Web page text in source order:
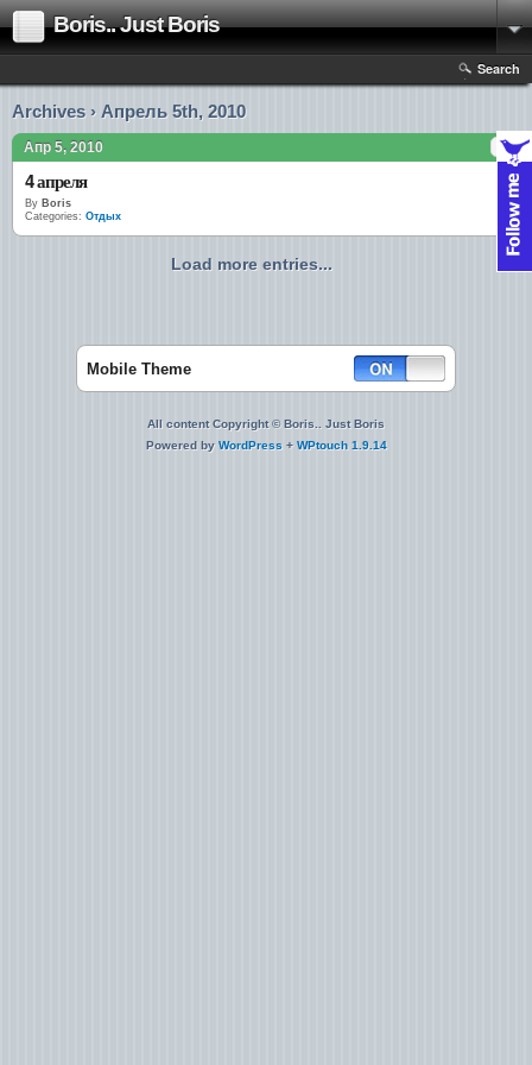
Boris.. Just Boris
Search
Archives › Апрель 5th, 2010
Апр 5, 2010
4 апреля
By Boris
Categories: Отдых
Load more entries...
Mobile Theme
All content Copyright © Boris.. Just Boris
Powered by WordPress + WPtouch 1.9.14